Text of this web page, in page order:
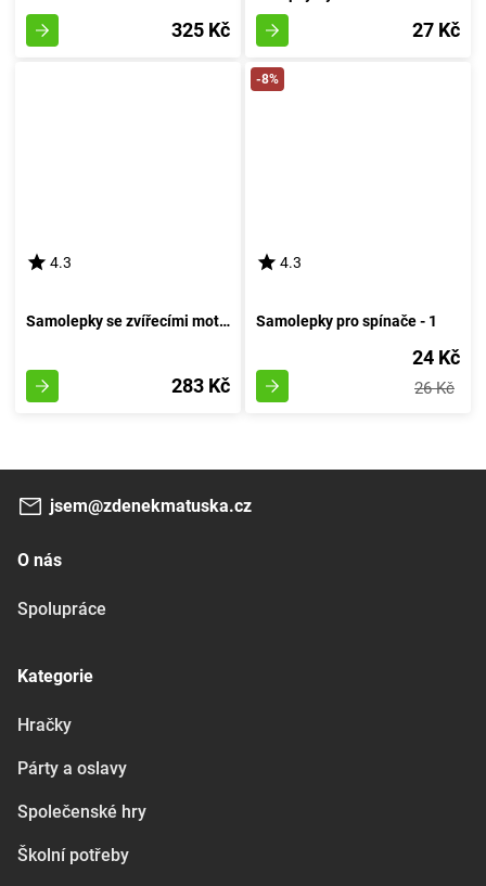
325 Kč 27 Kč
4.3
Samolepky se zvířecími motivy pro výzdobu stěn
283 Kč
-8%
4.3
Samolepky pro spínače - 1
24 Kč
26 Kč
jsem@zdenekmatuska.cz
O nás
Spolupráce
Kategorie
Hračky
Párty a oslavy
Společenské hry
Školní potřeby